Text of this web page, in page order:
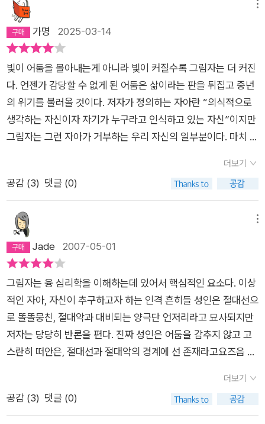
어나야 한다....비난과 희한한 융합을 일삼는다.-에) 니체는 신을
부정하다가 벌 받아서 정신이상이 된것이다... 인도의 만다라는
결국 예수님을 뜻하는것... 십자가야 말로 우리의 이중성을 경고
한 십여쪽을 읽고나서 아... 잘못 샀구나...하고 떠오른 물음사자
마자 책을 버리고 싶으면 어쩌면 좋은가 라고 ㅡㅡ;절대로 심리학
책 아닙니다. 이 책의 결론은 찬란한 종교적 경험을 공유하고자
작가가 심심할때마다 썼던 글을 엮은듯 합니다(일관성 없음.)재
미도, 교훈도, 감동도 아~무~것~도~ 없는 책.
가명 2025-03-14
빛이 어둠을 몰아내는게 아니라 빛이 커질수록 그림자는 더 커진
다. 언젠가 감당할 수 없게 된 어둠은 삶이라는 판을 뒤집고 중년
의 위기를 불러올 것이다. 저자가 정의하는 자아란 “의식적으로
생각하는 자신이자 자기가 누구라고 인식하고 있는 자신”이지만
그림자는 그런 자아가 거부하는 우리 자신의 일부분이다. 마치 라
하는 것처럼, 저자의 모델에서 인간은 문명을 이룩하는 과정에서
바람직하지 않다고 여겨지는 부분을 그림자로 만든다. (여기서
르다는 것이다.) 하지만, 게임의 룰은 신에게 받은 것은 전부 표현
되어야 한다는 것이다. 가장 발전된 유럽에서 세계대전이 일어난
것처럼 억눌린 것은 반드시 돌아온다. 저자의 드는 주된 메커니즘
는 자기 안의 인정하기 싫은 그림자의 부정적인 면을 타자에게 투
사하는데 그 결과가 인종주의나 전쟁 등으로, 그림자의 긍정적인
면을 투사할 때는 영웅숭배가 나타난다. 저자가 제시하는 대안은
그림자를 상징적으로 표현하는 <내면작업>(동연출판사)을하는
것이다. 상징이라고 우습게 보면 안된다. 무의식에게 상징은 진짜
현실과 같다. 내면작업을 하면서 자신의 자아가 다치지 않도록 주
의해야 한다.(읽어보면 거의 오컬트 느낌이 들 정도다,) 책에 나
더보기
공감 (3) 댓글 (0)
Jade 2007-05-01
그림자는 융 심리학을 이해하는데 있어서 핵심적인 요소다. 이상
적인 자아, 자신이 추구하고자 하는 인격 흔히들 성인은 절대선으
로 똘똘뭉친, 절대악과 대비되는 양극단 언저리라고 묘사되지만
저자는 당당히 반론을 편다. 진짜 성인은 어둠을 감추지 않고 고
스란히 떠안은, 절대선과 절대악의 경계에 선 존재라고요즈음 열
하기 때문일까. 열등감의 극복하는 방법은 마더 테레사나 슈바이
처처럼 헌신과 봉사로 자기 인생을 채우는 방법도 있는데, 바꿔
더보기
공감 (3) 댓글 (0)